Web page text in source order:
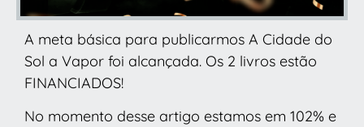
A meta básica para publicarmos A Cidade do
Sol a Vapor foi alcançada. Os 2 livros estão
FINANCIADOS!
No momento desse artigo estamos em 102% e